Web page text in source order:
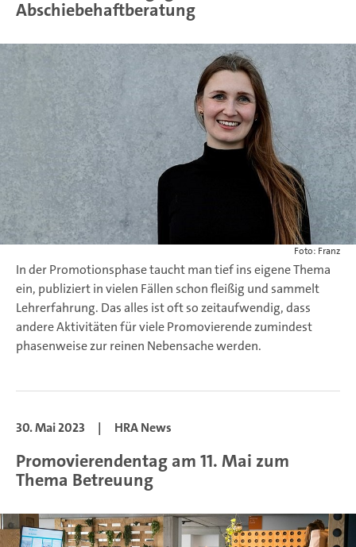
Abschiebehaftberatung
Foto: Franz
In der Promotionsphase taucht man tief ins eigene Thema
ein, publiziert in vielen Fällen schon fleißig und sammelt
Lehrerfahrung. Das alles ist oft so zeitaufwendig, dass
andere Aktivitäten für viele Promovierende zumindest
phasenweise zur reinen Nebensache werden.
30. Mai 2023 | HRA News
Promovierendentag am 11. Mai zum
Thema Betreuung